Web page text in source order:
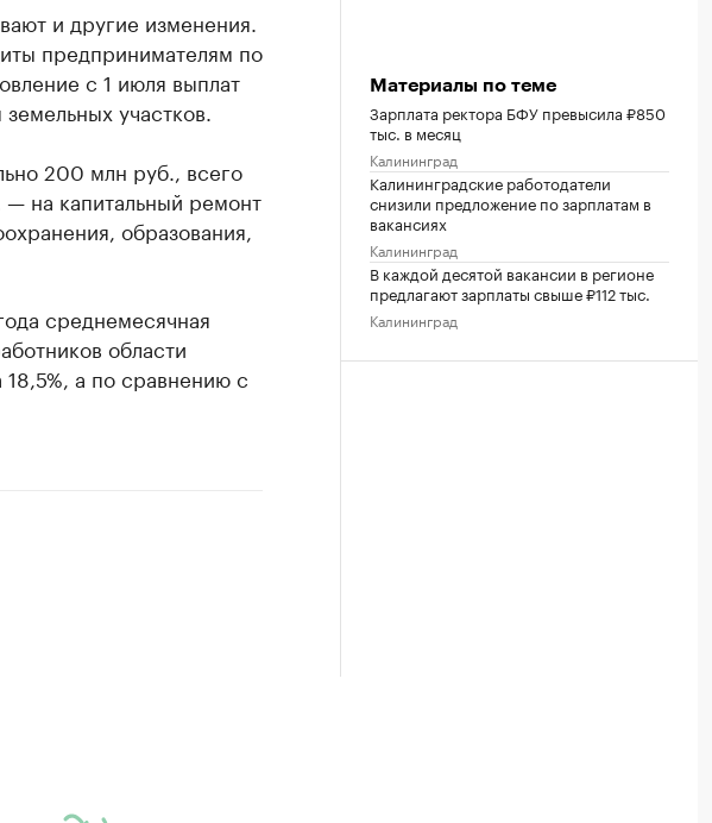
и другие изменения.
предпринимателям по
с 1 июля выплат
участков.
200 млн руб., всего
на капитальный ремонт
образования,
среднемесячная
области
а по сравнению с
Материалы по теме
Зарплата ректора БФУ превысила ₽850
тыс. в месяц
Калининград
Калининградские работодатели
снизили предложение по зарплатам в
вакансиях
Калининград
В каждой десятой вакансии в регионе
предлагают зарплаты свыше ₽112 тыс.
Калининград